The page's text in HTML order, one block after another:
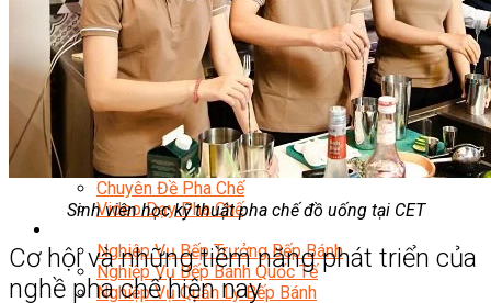
Cà Phê Pha Máy
Khởi Sự Kinh Doanh Cafe – Chuỗi Cafe
Bí Quyết Khởi Nghiệp Mô Hình Đồ Uống
Kinh Doanh Mô Hình Đồ Uống Thịnh Hành
Kinh Doanh Chuỗi Và Nhượng Quyền
Tiếng Anh Chuyên Ngành Pha Chế
Học Làm Kem
Học Pha Chế Trà Sữa
Chuyên Đề Pha Chế
Video Dạy Pha Chế
Nghiệp Vụ Bếp Trưởng Bếp Bánh
Nghiệp Vụ Bếp Bánh Quốc Tế
Nghiệp Vụ Quản Lý Bếp Bánh
Sinh viên học kỹ thuật pha chế đồ uống tại CET
Cơ hội và những tiềm năng phát triển của
nghề pha chế hiện nay